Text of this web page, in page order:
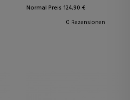
Normal Preis 124,90 €
0 Rezensionen